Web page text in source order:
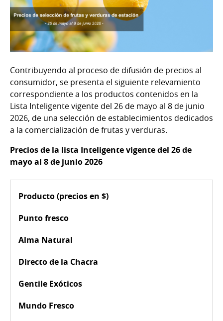
Contribuyendo al proceso de difusión de precios al
consumidor, se presenta el siguiente relevamiento
correspondiente a los productos contenidos en la
Lista Inteligente vigente del 26 de mayo al 8 de junio
2026, de una selección de establecimientos dedicados
a la comercialización de frutas y verduras.
Precios de la lista Inteligente vigente del 26 de
mayo al 8 de junio 2026
Producto (precios en $)
Punto fresco
Alma Natural
Directo de la Chacra
Gentile Exóticos
Mundo Fresco